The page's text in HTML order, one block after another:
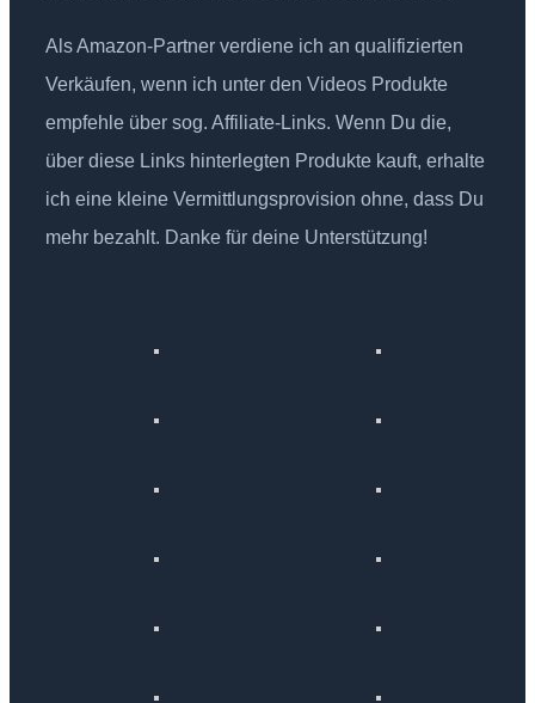
Als Amazon-Partner verdiene ich an qualifizierten
Verkäufen, wenn ich unter den Videos Produkte
empfehle über sog. Affiliate-Links. Wenn Du die,
über diese Links hinterlegten Produkte kauft, erhalte
ich eine kleine Vermittlungsprovision ohne, dass Du
mehr bezahlt. Danke für deine Unterstützung!